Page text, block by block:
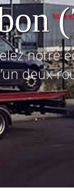
notre
deux-